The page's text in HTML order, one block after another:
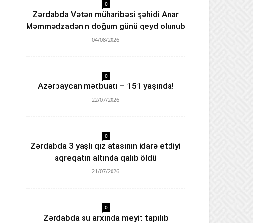
0
Zərdabda Vətən müharibəsi şəhidi Anar
Məmmədzadənin doğum günü qeyd olunub
04/08/2026
0
Azərbaycan mətbuatı – 151 yaşında!
22/07/2026
0
Zərdabda 3 yaşlı qız atasının idarə etdiyi
aqreqatın altında qalıb öldü
21/07/2026
0
Zərdabda su arxında meyit tapılıb